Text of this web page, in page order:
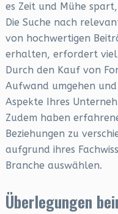
es Zeit und Mühe
Die Suche nach
von hochwertigen
erhalten, erfordert
Durch den Kauf von
Aufwand umgehen
Aspekte Ihres
Zudem haben
Beziehungen zu
aufgrund ihres
Branche auswählen.
Überlegungen